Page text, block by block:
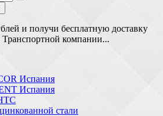
и получи бесплатную доставку
компании...
Испания
Испания
стали